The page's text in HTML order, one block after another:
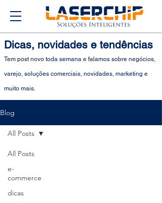
Dicas, novidades e tendências
Tem post novo toda semana e falamos sobre negócios,
varejo, soluções comerciais, novidades, marketing e
muito mais.
Blog
All Posts
e-
commerce
dicas
All Posts